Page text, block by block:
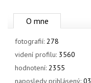
O mne
fotografií: 278
videní profilu: 3560
hodnotení: 2355
naposledy prihlásený: